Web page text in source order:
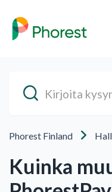
Phorest Finland
Kuinka